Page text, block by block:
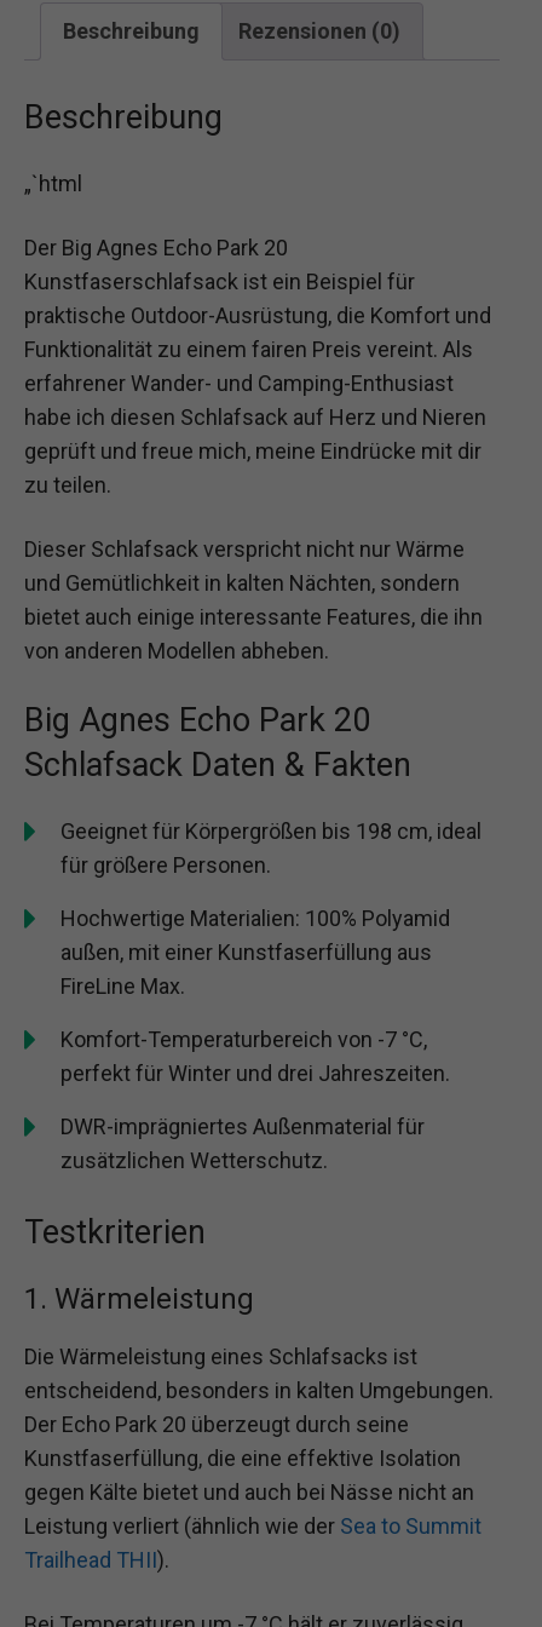
Beschreibung Rezensionen (0)
Beschreibung
„`html
Der Big Agnes Echo Park 20
Kunstfaserschlafsack ist ein Beispiel für
praktische Outdoor-Ausrüstung, die Komfort und
Funktionalität zu einem fairen Preis vereint. Als
erfahrener Wander- und Camping-Enthusiast
habe ich diesen Schlafsack auf Herz und Nieren
geprüft und freue mich, meine Eindrücke mit dir
zu teilen.
Dieser Schlafsack verspricht nicht nur Wärme
und Gemütlichkeit in kalten Nächten, sondern
bietet auch einige interessante Features, die ihn
von anderen Modellen abheben.
Big Agnes Echo Park 20
Schlafsack Daten & Fakten
Geeignet für Körpergrößen bis 198 cm, ideal
für größere Personen.
Hochwertige Materialien: 100% Polyamid
außen, mit einer Kunstfaserfüllung aus
FireLine Max.
Komfort-Temperaturbereich von -7 °C,
perfekt für Winter und drei Jahreszeiten.
DWR-imprägniertes Außenmaterial für
zusätzlichen Wetterschutz.
Testkriterien
1. Wärmeleistung
Die Wärmeleistung eines Schlafsacks ist
entscheidend, besonders in kalten Umgebungen.
Der Echo Park 20 überzeugt durch seine
Kunstfaserfüllung, die eine effektive Isolation
gegen Kälte bietet und auch bei Nässe nicht an
Leistung verliert (ähnlich wie der Sea to Summit
Trailhead THII).